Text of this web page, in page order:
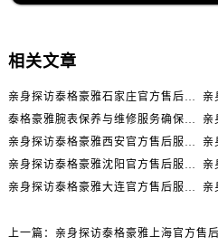
相关文章
亲身探访泰格豪雅石家庄官方售后服务中心｜全新官方服务电话与地址（2026年7月最新）
泰格豪雅腕表保养与维修服务确保精准运行权威公示（2026年7月最新）
亲身探访泰格豪雅西安官方售后服务中心｜全新地址和售后电话（2026年7月最新）
亲身探访泰格豪雅沈阳官方售后服务中心｜网点地址及官方服务电话（2026年7月最新）
亲身探访泰格豪雅大连官方售后服务中心｜全新地址电话一览（2026年7月最新）
上一篇： 亲身探访泰格豪雅上海官方售